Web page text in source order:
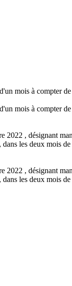
mois à compter
mois à compter
2022 , désignant
les deux mois
2022 , désignant
les deux mois